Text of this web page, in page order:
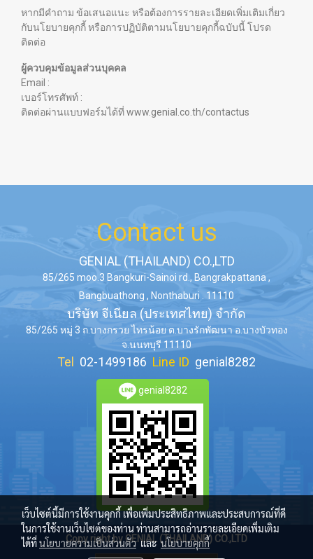
หากมีคำถาม ข้อเสนอแนะ หรือต้องการรายละเอียดเพิ่มเติมเกี่ยว
กับนโยบายคุกกี้ หรือการปฏิบัติตามนโยบายคุกกี้ฉบับนี้ โปรด
ติดต่อ
ผู้ควบคุมข้อมูลส่วนบุคคล
Email :
เบอร์โทรศัพท์ :
ติดต่อผ่านแบบฟอร์มได้ที่www.genial.co.th/contactus
Contact us
GENIAL (THAILAND) CO.,LTD
85/265 moo.3 Bangkuri-Sainoi rd., Bangrakpattana ,
Bangbuathong , Nonthaburi . 11110
บริษัท จีเนียล (ประเทศไทย) จำกัด
85/265 หมู่ 3 ถ.บางกรวย ไทรน้อย ต.บางรักพัฒนา อ.บางบัวทอง
จ.นนทบุรี 11110
Tel 02-1499186 Line ID genial8282
genial8282
Copy right by GENIAL (THAILAND) CO.,LTD
เว็บไซต์นี้มีการใช้งานคุกกี้ เพื่อเพิ่มประสิทธิภาพและประสบการณ์ที่ดี
ในการใช้งานเว็บไซต์ของท่าน ท่านสามารถอ่านรายละเอียดเพิ่มเติม
ได้ที่นโยบายความเป็นส่วนตัวและนโยบายคุกกี้